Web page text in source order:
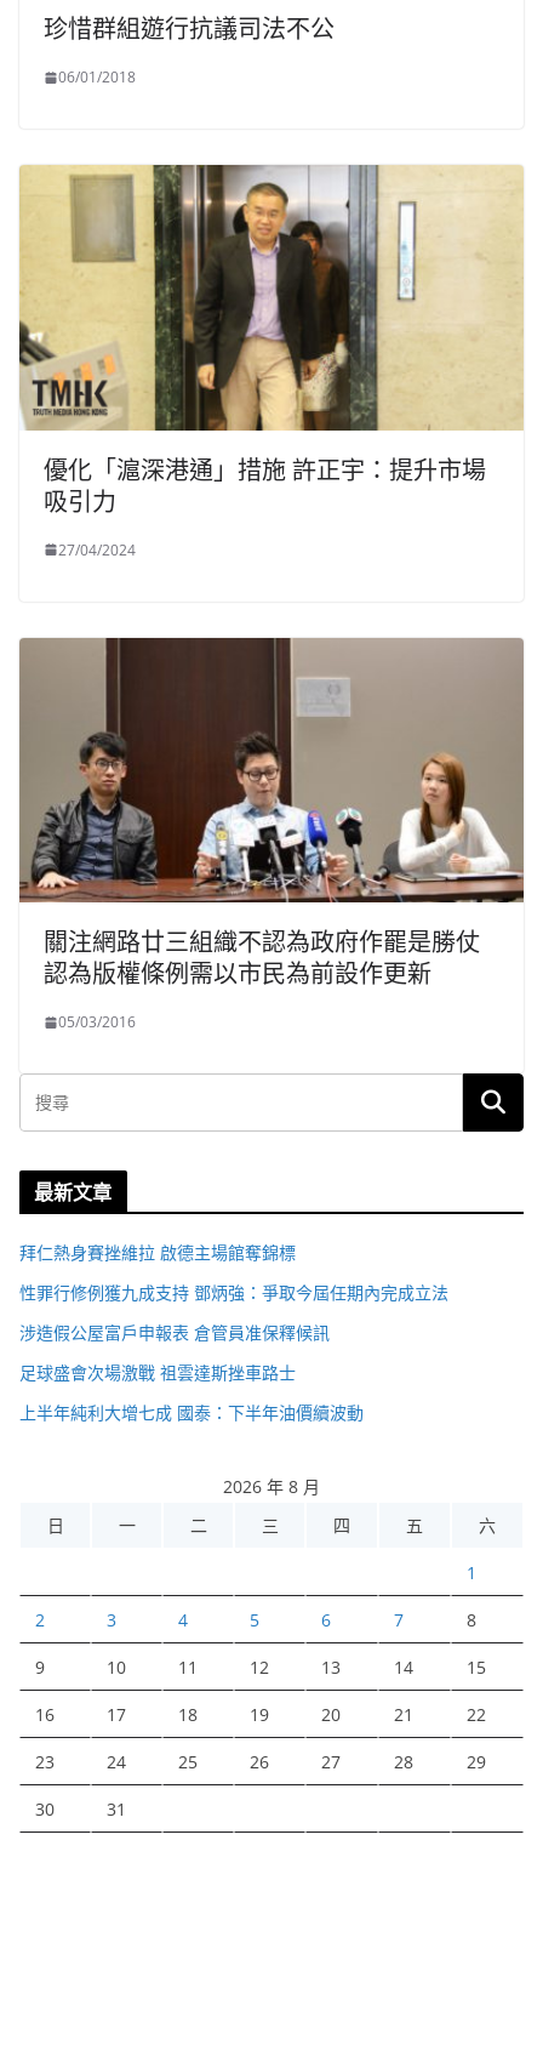
珍惜群組遊行抗議司法不公
06/01/2018
優化「滬深港通」措施 許正宇：提升市場
吸引力
27/04/2024
關注網路廿三組織不認為政府作罷是勝仗
認為版權條例需以市民為前設作更新
05/03/2016
最新文章
拜仁熱身賽挫維拉 啟德主場館奪錦標
性罪行修例獲九成支持 鄧炳強：爭取今屆任期內完成立法
涉造假公屋富戶申報表 倉管員准保釋候訊
足球盛會次場激戰 祖雲達斯挫車路士
上半年純利大增七成 國泰：下半年油價續波動
2026 年 8 月
日
一 二 三 四 五 六
1
2 3 4 5 6 7 8
9 10 11 12 13 14 15
16 17 18 19 20 21 22
23 24 25 26 27 28 29
30 31